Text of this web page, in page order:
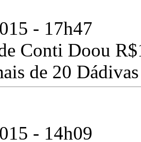
- 17h47
Conti Doou
de 20
- 14h09